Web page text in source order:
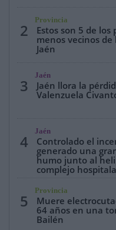
2
Provincia
Estos son 5 de los
menos vecinos
Jaén
3
Jaén
Jaén llora la
Valenzuela
4
Jaén
Controlado el
generado una
humo junto al
complejo
5
Provincia
Muere
64 años en una
Bailén